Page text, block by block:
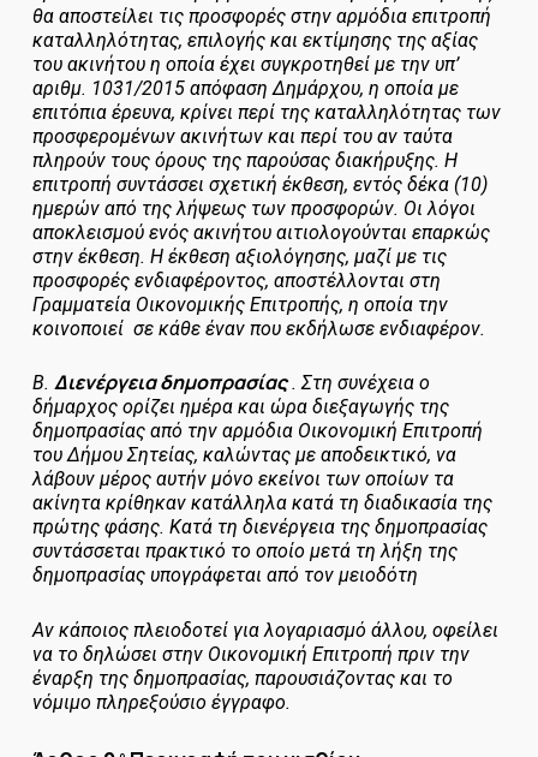
θα αποστείλει τις προσφορές στην αρμόδια επιτροπή
καταλληλότητας, επιλογής και εκτίμησης της αξίας
του ακινήτου η οποία έχει συγκροτηθεί με την υπ’
αριθμ. 1031/2015 απόφαση Δημάρχου, η οποία με
επιτόπια έρευνα, κρίνει περί της καταλληλότητας των
προσφερομένων ακινήτων και περί του αν ταύτα
πληρούν τους όρους της παρούσας διακήρυξης. Η
επιτροπή συντάσσει σχετική έκθεση, εντός δέκα (10)
ημερών από της λήψεως των προσφορών. Οι λόγοι
αποκλεισμού ενός ακινήτου αιτιολογούνται επαρκώς
στην έκθεση. Η έκθεση αξιολόγησης, μαζί με τις
προσφορές ενδιαφέροντος, αποστέλλονται στη
Γραμματεία Οικονομικής Επιτροπής, η οποία την
κοινοποιεί σε κάθε έναν που εκδήλωσε ενδιαφέρον.
Β. Διενέργεια δημοπρασίας. Στη συνέχεια ο
δήμαρχος ορίζει ημέρα και ώρα διεξαγωγής της
δημοπρασίας από την αρμόδια Οικονομική Επιτροπή
του Δήμου Σητείας, καλώντας με αποδεικτικό, να
λάβουν μέρος αυτήν μόνο εκείνοι των οποίων τα
ακίνητα κρίθηκαν κατάλληλα κατά τη διαδικασία της
πρώτης φάσης. Κατά τη διενέργεια της δημοπρασίας
συντάσσεται πρακτικό το οποίο μετά τη λήξη της
δημοπρασίας υπογράφεται από τον μειοδότη
Αν κάποιος πλειοδοτεί για λογαριασμό άλλου, οφείλει
να το δηλώσει στην Οικονομική Επιτροπή πριν την
έναρξη της δημοπρασίας, παρουσιάζοντας και το
νόμιμο πληρεξούσιο έγγραφο.